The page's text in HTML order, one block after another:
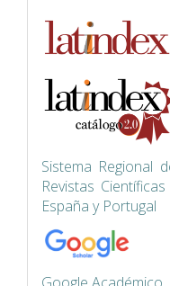
Sistema Regional
Revistas
España y Portugal